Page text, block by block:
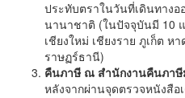
ประทับตราในวันที่เดินทาง
นานาชาติ (ในปัจจุบันมี 10
เชียงใหม่ เชียงราย ภูเก็ต
ราษฏร์ธานี)
คืนภาษี ณ สำนักงานคืนภาษี
หลังจากผ่านจุดตรวจหนังสื